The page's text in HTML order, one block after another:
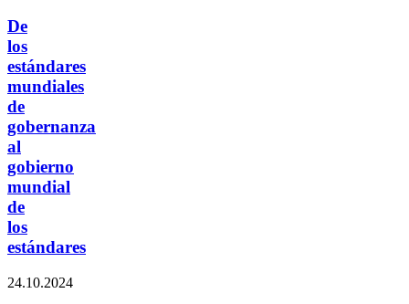
De
los
estándares
mundiales
de
gobernanza
al
gobierno
mundial
de
los
estándares
24.10.2024